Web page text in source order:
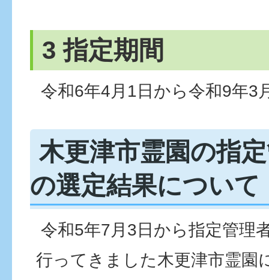
3 指定期間
令和6年4月1日から令和9年3
木更津市霊園の指
の選定結果について
令和5年7月3日から指定管理
行ってきました木更津市霊園